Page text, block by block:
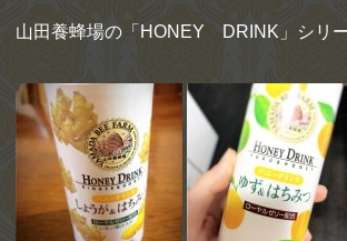
山田養蜂場の「HONEY DRINK」シリー